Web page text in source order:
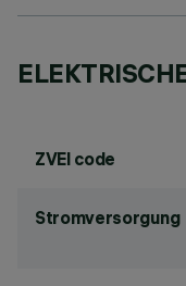
ZVEI code
Stromversorgung